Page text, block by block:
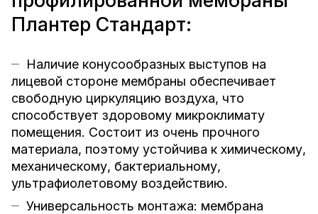
Плантер Стандарт:
Наличие конусообразных выступов на
лицевой стороне мембраны обеспечивает
свободную циркуляцию воздуха, что
способствует здоровому микроклимату
помещения. Состоит из очень прочного
материала, поэтому устойчива к химическому,
механическому, бактериальному,
ультрафиолетовому воздействию.
Универсальность монтажа: мембрана